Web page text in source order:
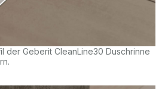
der Geberit CleanLine30 Duschrinne